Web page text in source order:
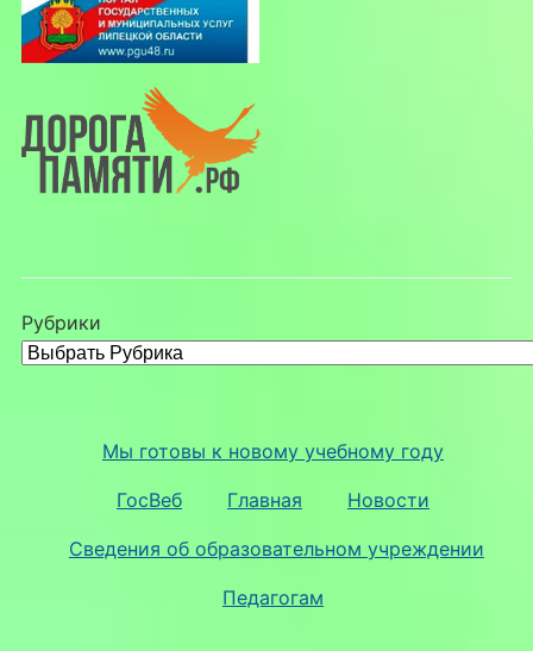
Рубрики
Мы готовы к новому учебному году
ГосВеб Главная Новости
Сведения об образовательном учреждении
Педагогам